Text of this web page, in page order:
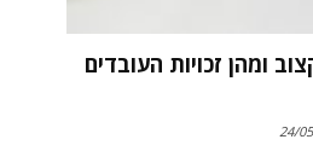
ומהן זכויות העובדים
24/